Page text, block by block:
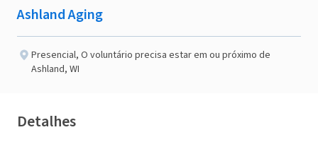
Ashland Aging
Presencial, O voluntário precisa estar em ou próximo de
Ashland, WI
Detalhes